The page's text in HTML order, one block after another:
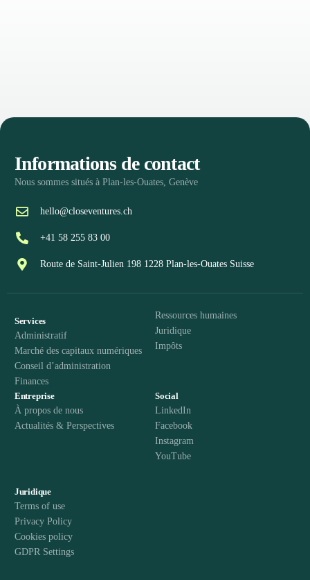
Informations de contact
Nous sommes situés à Plan-les-Ouates, Genève
hello@closeventures.ch
+41 58 255 83 00
Route de Saint-Julien 198 1228 Plan-les-Ouates Suisse
Services
Administratif
Marché des capitaux numériques
Conseil d’administration
Finances
Ressources humaines
Juridique
Impôts
Entreprise
À propos de nous
Actualités & Perspectives
Social
LinkedIn
Facebook
Instagram
YouTube
Juridique
Terms of use
Privacy Policy
Cookies policy
GDPR Settings